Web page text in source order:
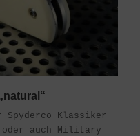
Klassiker
auch Military